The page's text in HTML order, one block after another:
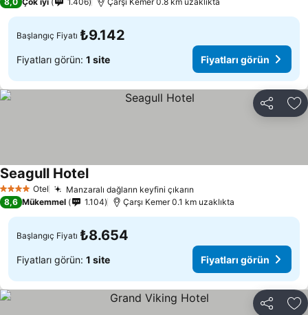
Başlangıç Fiyatı ₺9.142
Fiyatları görün: 1 site Fiyatları görün
Paylaş
4 Yıldız Otel Manzaralı dağların keyfini çıkarın
Seagull HotelFiyatları görün
8,6 Mükemmel 1.104 Çarşı Kemer 0.1 km uzaklıkta
Başlangıç Fiyatı ₺8.654
Fiyatları görün: 1 site Fiyatları görün
Paylaş